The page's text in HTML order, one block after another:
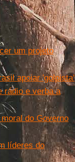
um projeto
apoiar 'golpista'
rádio e verba a
do Governo
líderes do